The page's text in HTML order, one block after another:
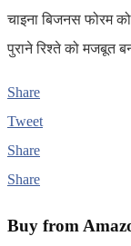
चाइना बिजनस फोरम
पुराने रिश्ते को मजबूत
Share
Tweet
Share
Share
Buy from